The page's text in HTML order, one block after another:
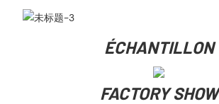
ÉCHANTILLON
FACTORY SHOW